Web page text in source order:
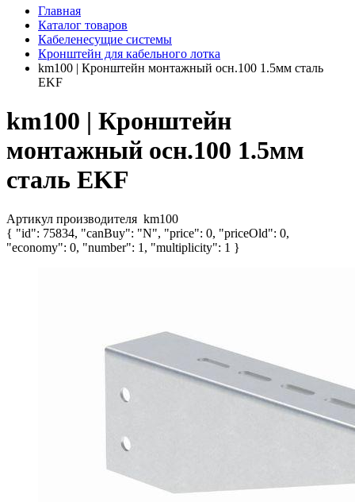
Главная
Каталог товаров
Кабеленесущие системы
Кронштейн для кабельного лотка
km100 | Кронштейн монтажный осн.100 1.5мм сталь
EKF
km100 | Кронштейн
монтажный осн.100 1.5мм
сталь EKF
Артикул производителя km100
{ "id": 75834, "canBuy": "N", "price": 0, "priceOld": 0,
"economy": 0, "number": 1, "multiplicity": 1 }